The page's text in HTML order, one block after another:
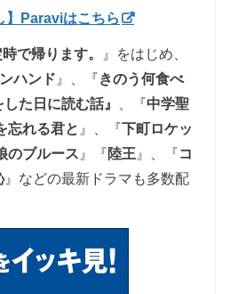
】Paraviはこちら
で帰ります。
』をはじめ、
ハンド 』、『きのう何食べ
した日に読む話』 、『中学聖
忘れる君と 』、 『下町ロケッ
のブルース 』『陸王 』、『コ
』 などの最新ドラマも多数配